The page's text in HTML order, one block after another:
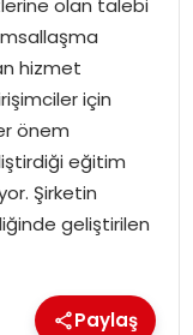
hizmet
için
önem
eğitim
Şirketin
geliştirilen
Paylaş